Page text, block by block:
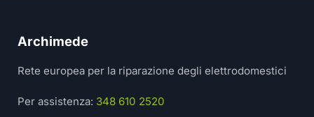
Archimede
Rete europea per la riparazione degli elettrodomestici
Per assistenza: 348 610 2520